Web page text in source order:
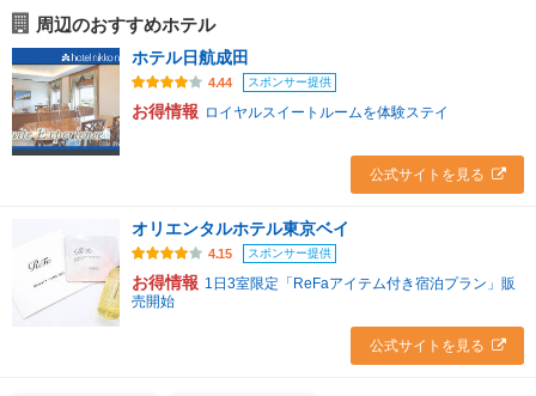
周辺のおすすめホテル
ホテル日航成田
4.44 スポンサー提供
お得情報 ロイヤルスイートルームを体験ステイ
公式サイトを見る
オリエンタルホテル東京ベイ
4.15 スポンサー提供
お得情報 1日3室限定「ReFaアイテム付き宿泊プラン」販
売開始
公式サイトを見る